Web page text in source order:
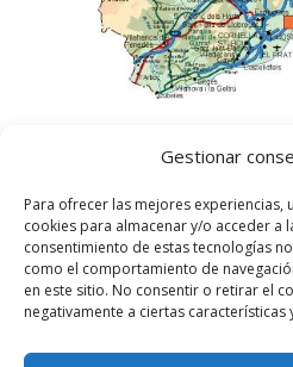
Gestionar
Para ofrecer las mejores
cookies para almacenar y/o acceder a
consentimiento de estas tecnologías
como el comportamiento de
en este sitio. No consentir o retirar el
negativamente a ciertas características